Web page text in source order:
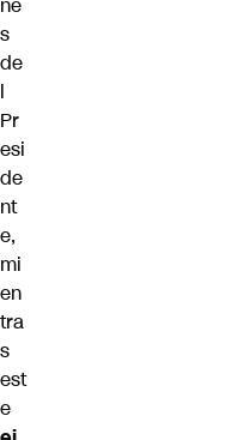
s
de
l
Pr
esi
de
nt
e,
mi
en
tra
s
est
e